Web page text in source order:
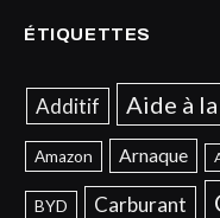
ÉTIQUETTES
Additif Aide à
Amazon Arnaque
BYD Carburant